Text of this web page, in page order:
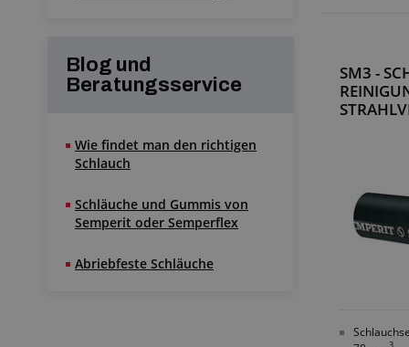
Blog und
Beratungsservice
Wie findet man den richtigen
Schlauch
Schläuche und Gummis von
Semperit oder Semperflex
Abriebfeste Schläuche
SM3 -